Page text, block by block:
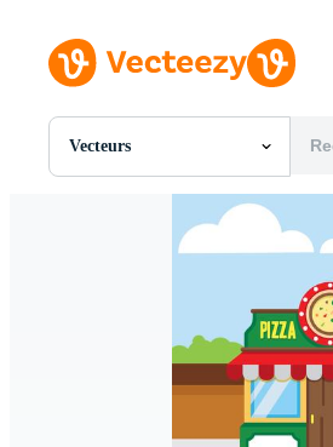
Vecteurs
Toutes Images
Événements Éditoriaux